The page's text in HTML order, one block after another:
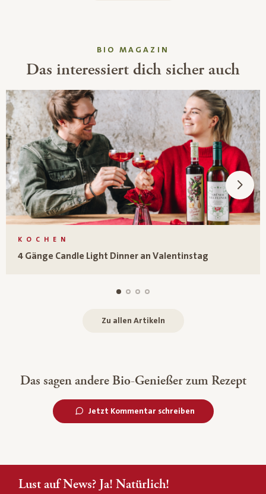
BIO MAGAZIN
Das interessiert dich sicher auch
KOCHEN
4 Gänge Candle Light Dinner an Valentinstag
Zu allen Artikeln
Das sagen andere Bio-Genießer zum Rezept
Jetzt Kommentar schreiben
Lust auf News? Ja! Natürlich!